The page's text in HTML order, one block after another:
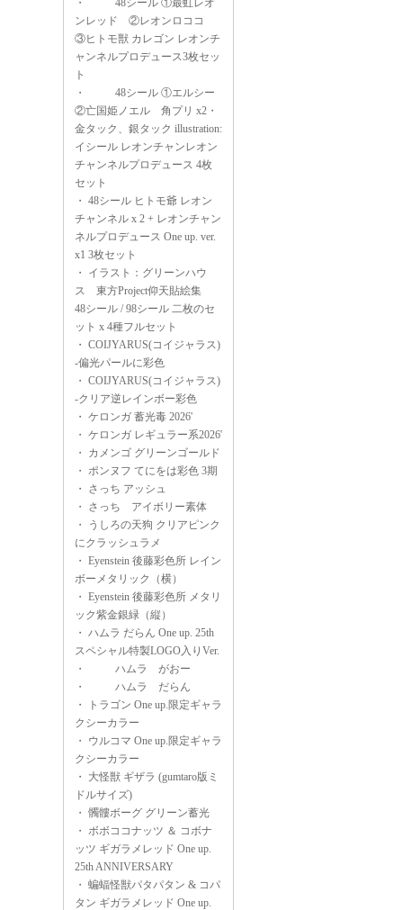
・
48シール ①最虹レオ
ンレッド ②レオンロココ
③ヒトモ獣 カレゴン レオンチ
ャンネルプロデュース3枚セッ
ト
・
48シール ①エルシー
②亡国姫ノエル 角プリ x2・
金タック、銀タック illustration:
イシール レオンチャンレオン
チャンネルプロデュース 4枚
セット
・ 48シール ヒトモ爺 レオン
チャンネル x 2 + レオンチャン
ネルプロデュース One up. ver.
x1 3枚セット
・ イラスト：グリーンハウ
ス 東方Project仰天貼絵集
48シール / 98シール 二枚のセ
ット x 4種フルセット
・ COIJYARUS(コイジャラス)
-偏光パールに彩色
・ COIJYARUS(コイジャラス)
-クリア逆レインボー彩色
・ ケロンガ 蓄光毒 2026'
・ ケロンガ レギュラー系2026'
・ カメンゴ グリーンゴールド
・ ポンヌフ てにをは彩色 3期
・ さっち アッシュ
・ さっち アイボリー素体
・
うしろの天狗 クリアピンク
にクラッシュラメ
・ Eyenstein 後藤彩色所 レイン
ボーメタリック（横）
・ Eyenstein 後藤彩色所 メタリ
ック紫金銀緑（縦）
・ ハムラ だらん One up. 25th
スペシャル特製LOGO入りVer.
・
ハムラ がおー
・
ハムラ だらん
・
トラゴン One up.限定ギャラ
クシーカラー
・ ウルコマ One up.限定ギャラ
クシーカラー
・ 大怪獣 ギザラ (gumtaro版ミ
ドルサイズ)
・ 髑髏ボーグ グリーン蓄光
・ ボボココナッツ ＆ コボナ
ッツ ギガラメレッド One up.
25th ANNIVERSARY
・ 蝙蝠怪獣パタパタン & コパ
タン ギガラメレッド One up.